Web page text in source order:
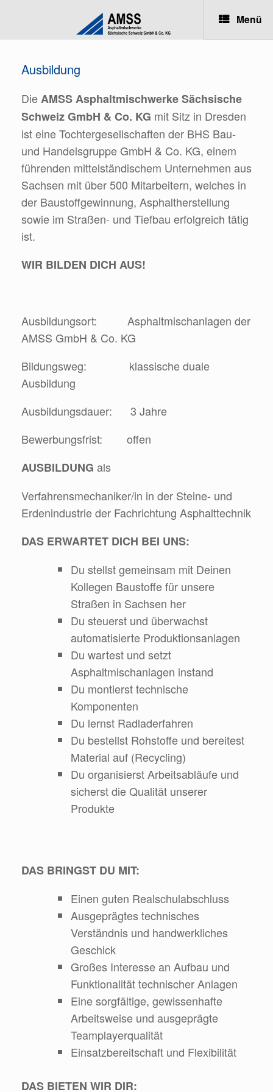
Ausbildung
DieAMSS Asphaltmischwerke Sächsische
Schweiz GmbH & Co. KG mit Sitz in Dresden
ist eine Tochtergesellschaften der BHS Bau-
und Handelsgruppe GmbH & Co. KG, einem
führenden mittelständischem Unternehmen aus
Sachsen mit über 500 Mitarbeitern, welches in
der Baustoffgewinnung, Asphaltherstellung
sowie im Straßen- und Tiefbau erfolgreich tätig
ist.
WIR BILDEN DICH AUS!
Ausbildungsort: Asphaltmischanlagen der
AMSS GmbH & Co. KG
Bildungsweg: klassische duale
Ausbildung
Ausbildungsdauer: 3 Jahre
Bewerbungsfrist: offen
AUSBILDUNG als
Verfahrensmechaniker/in in der Steine- und
Erdenindustrie der Fachrichtung Asphalttechnik
DAS ERWARTET DICH BEI UNS:
Du stellst gemeinsam mit Deinen
Kollegen Baustoffe für unsere
Straßen in Sachsen her
Du steuerst und überwachst
automatisierte Produktionsanlagen
Du wartest und setzt
Asphaltmischanlagen instand
Du montierst technische
Komponenten
Du lernst Radladerfahren
Du bestellst Rohstoffe und bereitest
Material auf (Recycling)
Du organisierst Arbeitsabläufe und
sicherst die Qualität unserer
Produkte
DAS BRINGST DU MIT:
Einen guten Realschulabschluss
Ausgeprägtes technisches
Verständnis und handwerkliches
Geschick
Großes Interesse an Aufbau und
Funktionalität technischer Anlagen
Eine sorgfältige, gewissenhafte
Arbeitsweise und ausgeprägte
Teamplayerqualität
Einsatzbereitschaft und Flexibilität
DAS BIETEN WIR DIR: